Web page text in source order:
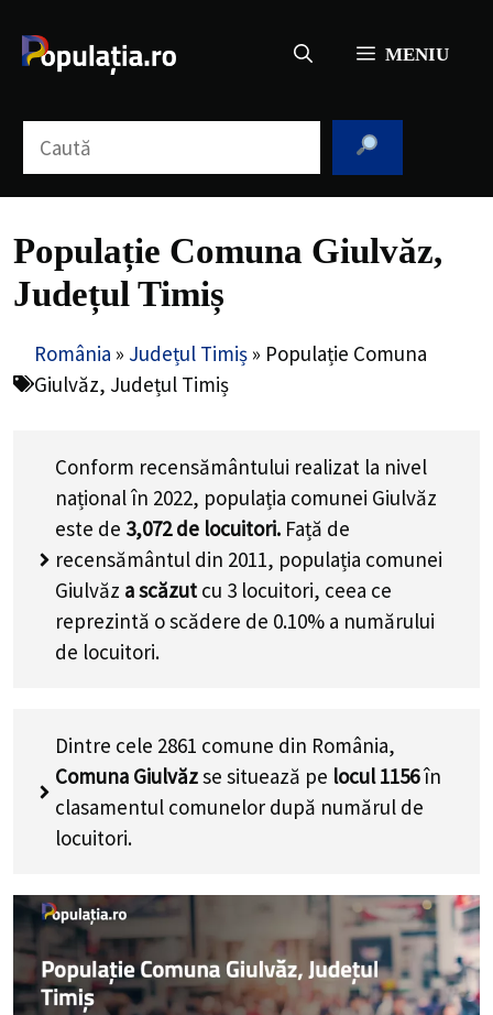
conținut
MENIU
Populație Comuna Giulvăz,
Județul Timiș
România » Județul Timiș » Populație Comuna
Giulvăz, Județul Timiș
Conform recensământului realizat la nivel
național în 2022, populația comunei Giulvăz
este de 3,072de locuitori. Față de
recensământul din 2011, populația comunei
Giulvăz a scăzut cu 3 locuitori, ceea ce
reprezintă o scădere de 0.10% a numărului
de locuitori.
Dintre cele 2861 comune din România,
Comuna Giulvăzse situează pe locul 1156în
clasamentul comunelor după numărul de
locuitori.